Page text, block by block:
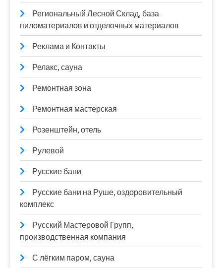
Региональный Лесной Склад, база
пиломатериалов и отделочных материалов
Реклама и Контакты
Релакс, сауна
Ремонтная зона
Ремонтная мастерская
Розенштейн, отель
Рулевой
Русские бани
Русские бани на Руше, оздоровительный
комплекс
Русский Мастеровой Групп,
производственная компания
С лёгким паром, сауна